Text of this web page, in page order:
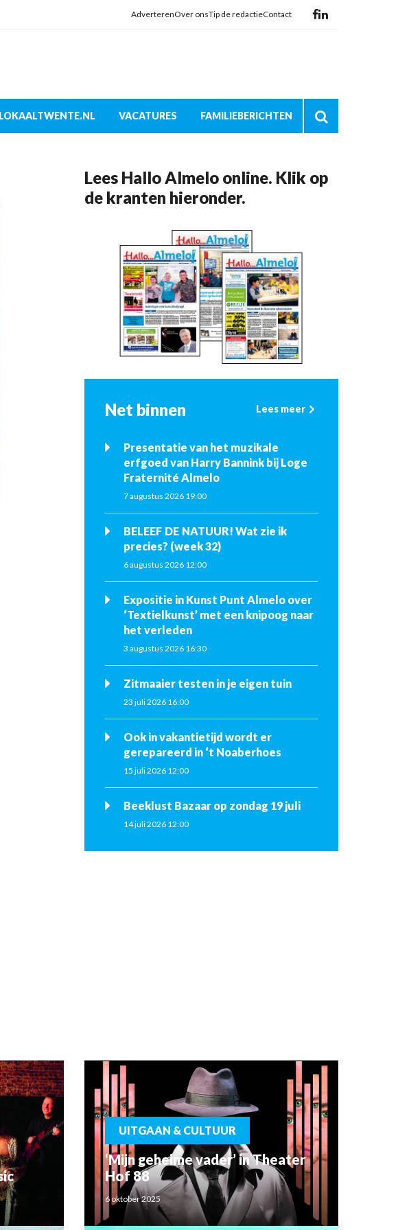
AdverterenOver onsTip de redactieContact
LOKAALTWENTE.NL VACATURES FAMILIEBERICHTEN
Lees Hallo Almelo online. Klik op
de kranten hieronder.
Net binnen Lees meer
Presentatie van het muzikale
erfgoed van Harry Bannink bij Loge
Fraternité Almelo
7 augustus 2026 19:00
BELEEF DE NATUUR! Wat zie ik
precies? (week 32)
6 augustus 2026 12:00
Expositie in Kunst Punt Almelo over
‘Textielkunst’ met een knipoog naar
het verleden
3 augustus 2026 16:30
Zitmaaier testen in je eigen tuin
23 juli 2026 16:00
Ook in vakantietijd wordt er
gerepareerd in ‘t Noaberhoes
15 juli 2026 12:00
Beeklust Bazaar op zondag 19 juli
14 juli 2026 12:00
UITGAAN & CULTUUR
‘Mijn geheime vader’ in Theater
Hof 88
6 oktober 2025